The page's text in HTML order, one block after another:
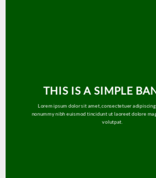
THIS IS A SIMPLE
Lorem ipsum dolor sit amet, consectetuer
nonummy nibh euismod tincidunt ut laoreet dolore
volutpat.